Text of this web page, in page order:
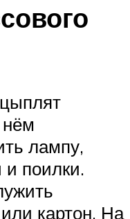
лампу,
и поилки.
картон. На